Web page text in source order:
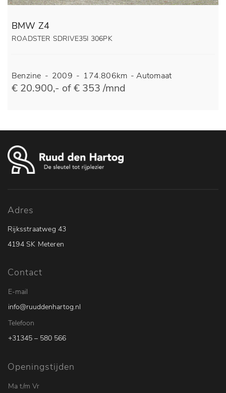
BMW Z4
ROADSTER SDRIVE35I 306PK
Benzine - 2009 - 174.806km - Automaat
€ 20.900,- of € 353 /mnd
Adres
Rijksstraatweg 43
4194 SK Meteren
Contact
E-mail
info@ruuddenhartog.nl
Telefoon
+31345 – 580 566
Openingstijden
Ma t/m Vr